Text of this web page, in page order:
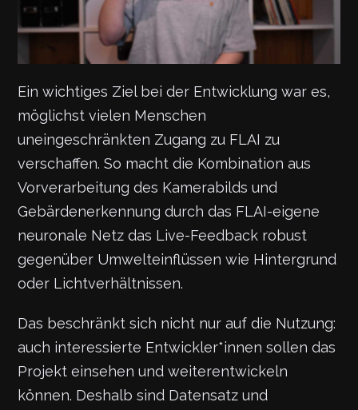
Ein wichtiges Ziel bei der Entwicklung war es,
möglichst vielen Menschen
uneingeschränkten Zugang zu FLAI zu
verschaffen. So macht die Kombination aus
Vorverarbeitung des Kamerabilds und
Gebärdenerkennung durch das FLAI-eigene
neuronale Netz das Live-Feedback robust
gegenüber Umwelteinflüssen wie Hintergrund
oder Lichtverhältnissen.
Das beschränkt sich nicht nur auf die Nutzung:
auch interessierte Entwickler*innen sollen das
Projekt einsehen und weiterentwickeln
können. Deshalb sind Datensatz und